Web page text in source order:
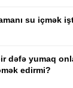
su içmək
dəfə yumaq
edirmi?